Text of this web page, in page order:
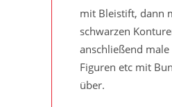
mit Bleistift, dann
schwarzen
anschließend
Figuren etc mit
über.